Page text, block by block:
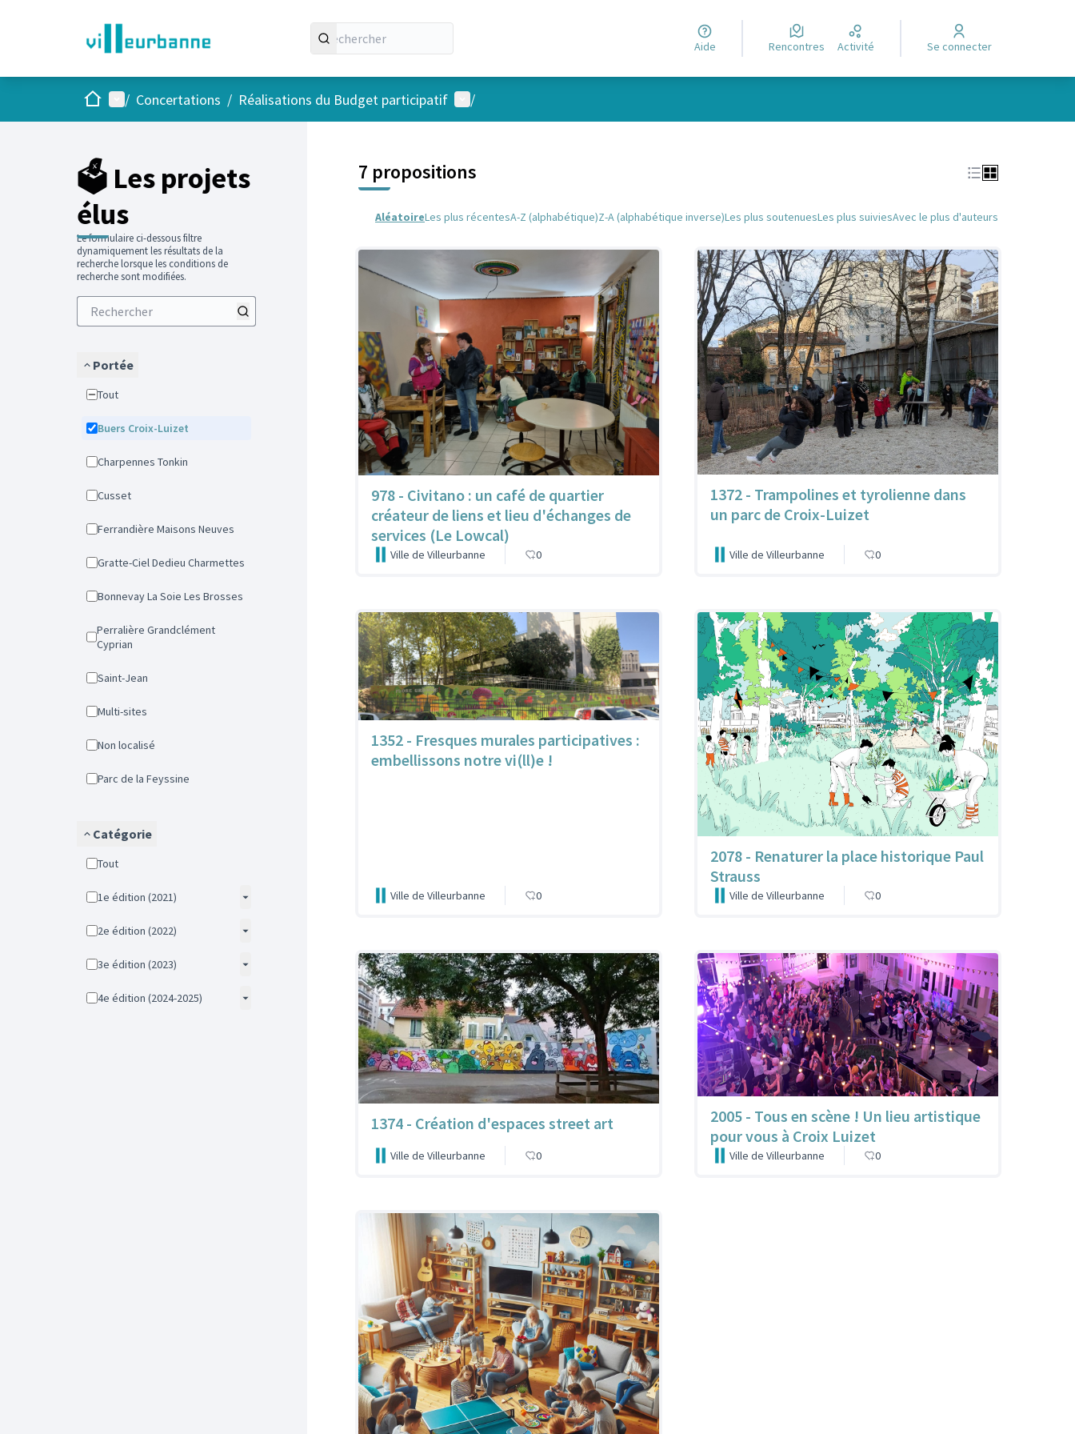
Aide Rencontres Activité Se connecter
AccueilMenu principal
/ Concertations / Réalisations du Budget participatif Menu utilisateur
/
🗳️ Les projets
élus
Le formulaire ci-dessous filtre
dynamiquement les résultats de la
recherche lorsque les conditions de
recherche sont modifiées.
Portée
Tout
Buers Croix-Luizet
Charpennes Tonkin
Cusset
Ferrandière Maisons Neuves
Gratte-Ciel Dedieu Charmettes
Bonnevay La Soie Les Brosses
Perralière Grandclément
Cyprian
Saint-Jean
Multi-sites
Non localisé
Parc de la Feyssine
Catégorie
Tout
1e édition (2021)
2e édition (2022)
3e édition (2023)
4e édition (2024-2025)
7 propositions
AléatoireLes plus récentesA-Z (alphabétique)Z-A (alphabétique inverse)Les plus soutenuesLes plus suiviesAvec le plus d'auteurs
978 - Civitano : un café de quartier
créateur de liens et lieu d'échanges de
services (Le Lowcal)
Ville de Villeurbanne 0
1372 - Trampolines et tyrolienne dans
un parc de Croix-Luizet
Ville de Villeurbanne 0
1352 - Fresques murales participatives :
embellissons notre vi(ll)e !
Ville de Villeurbanne 0
2078 - Renaturer la place historique Paul
Strauss
Ville de Villeurbanne 0
1374 - Création d'espaces street art
Ville de Villeurbanne 0
2005 - Tous en scène ! Un lieu artistique
pour vous à Croix Luizet
Ville de Villeurbanne 0